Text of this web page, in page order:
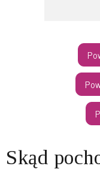
Skąd